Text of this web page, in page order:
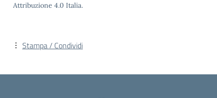
Attribuzione 4.0 Italia.
Stampa / Condividi